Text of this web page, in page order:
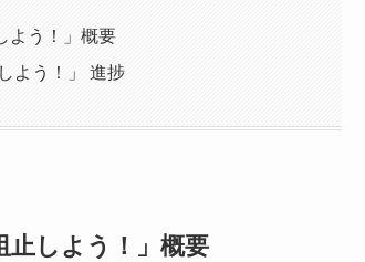
よう！」概要
よう！」 進捗
止しよう！」概要